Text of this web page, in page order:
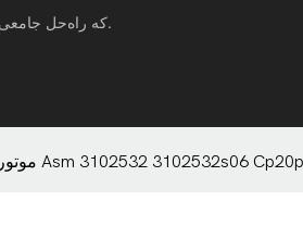
دستگاه YFX - تولیدکننده حرفه‌ای دستگاه SMT که راه‌حل جامعی ارائه می‌دهد.